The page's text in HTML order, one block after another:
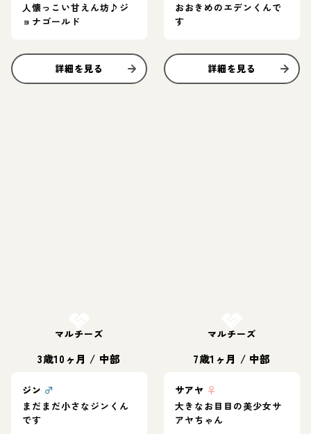
人懐っこい甘えん坊♪ジ
ョナゴールド
詳細を見る
おおきめのエデンくんで
す
詳細を見る
マルチーズ
3歳10ヶ月 / 中部
ジン ♂
まだまだ小さなジンくん
です
マルチーズ
7歳1ヶ月 / 中部
サアヤ ♀
大きなお目目の美少女サ
アヤちゃん